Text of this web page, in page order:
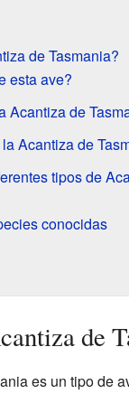
de Tasmania?
esta ave?
Acantiza de
Acantiza de
tipos de
conocidas
de
es un tipo de